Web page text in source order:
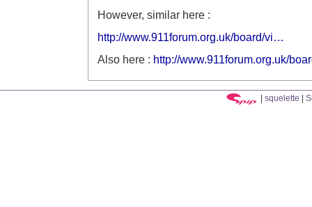
However, similar here :
http://www.911forum.org.uk/board/vi…
Also here : http://www.911forum.org.uk/
squelette